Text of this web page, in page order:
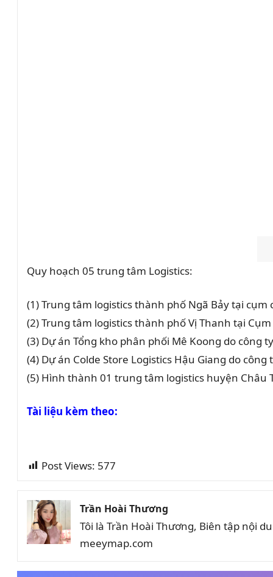
Quy hoạch 05 trung tâm Logistics:
(1) Trung tâm logistics thành phố Ngã Bảy tại
(2) Trung tâm logistics thành phố Vị Thanh tại
(3) Dự án Tổng kho phân phối Mê Koong do công
(4) Dự án Colde Store Logistics Hậu Giang do
(5) Hình thành 01 trung tâm logistics huyện Châu
Tài liệu kèm theo:
Post Views: 577
Trần Hoài Thương
Tôi là Trần Hoài Thương, Biên tập nội
meeymap.com